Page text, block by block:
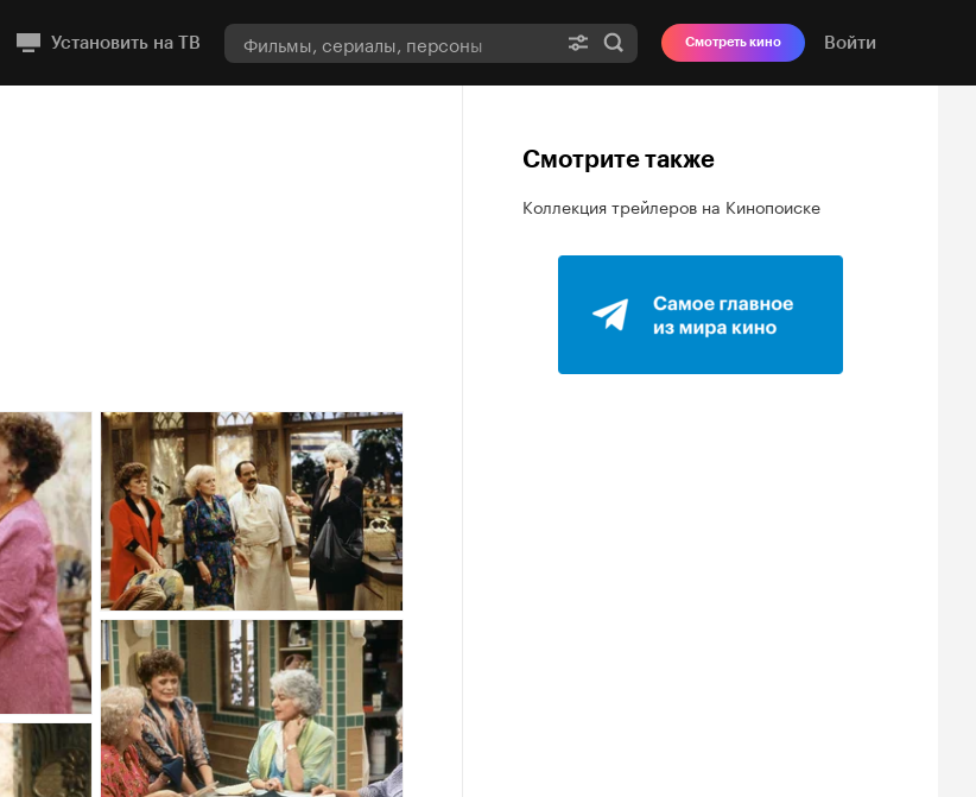
Установить на ТВ Смотреть кино Войти
Смотрите также
Коллекция трейлеров на Кинопоиске